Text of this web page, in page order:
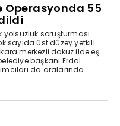
Operasyonda 55
yolsuzluk soruşturması
sayıda üst düzey yetkili
merkezli dokuz ilde eş
başkanı Erdal
da aralarında